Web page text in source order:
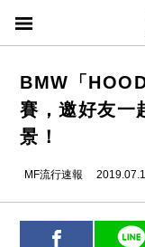
BMW「
賽，邀好友一
景！
MF流行速報